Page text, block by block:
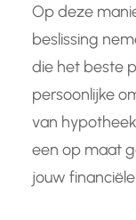
Op deze
beslissing
die het beste
persoonlijke
van
een op maat
jouw